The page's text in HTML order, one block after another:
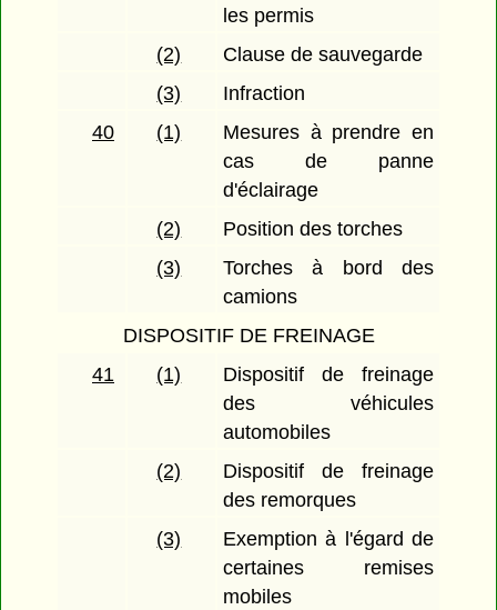
les permis
(2)
Clause de sauvegarde
(3)
Infraction
40
(1)
Mesures à prendre en
cas de panne
d'éclairage
(2)
Position des torches
(3)
Torches à bord des
camions
DISPOSITIF DE FREINAGE
41
(1)
Dispositif de freinage
des véhicules
automobiles
(2)
Dispositif de freinage
des remorques
(3)
Exemption à l'égard de
certaines remises
mobiles